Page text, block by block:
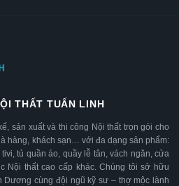
THẤT TUẤN LINH
sản xuất và thi công Nội thất trọn gói cho
hàng, khách sạn… với đa dạng sản phẩm:
tủ quần áo, quầy lễ tân, vách ngăn, cửa
Nội thất cao cấp khác. Chúng tôi sở hữu
Dương cùng đội ngũ kỹ sư – thợ mộc lành